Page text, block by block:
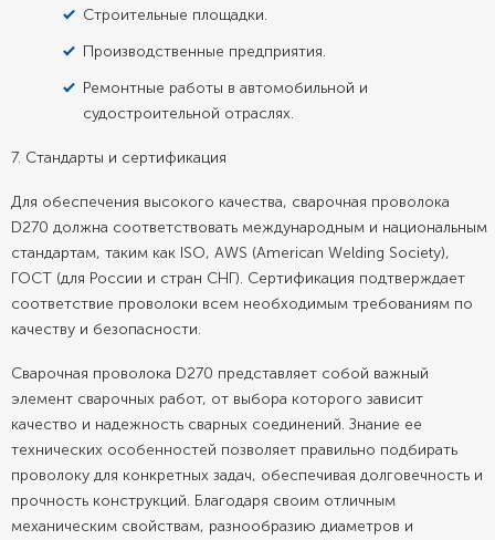
Строительные площадки.
Производственные предприятия.
Ремонтные работы в автомобильной и
судостроительной отраслях.
7. Стандарты и сертификация
Для обеспечения высокого качества, сварочная проволока
D270 должна соответствовать международным и национальным
стандартам, таким как ISO, AWS (American Welding Society),
ГОСТ (для России и стран СНГ). Сертификация подтверждает
соответствие проволоки всем необходимым требованиям по
качеству и безопасности.
Сварочная проволока D270 представляет собой важный
элемент сварочных работ, от выбора которого зависит
качество и надежность сварных соединений. Знание ее
технических особенностей позволяет правильно подбирать
проволоку для конкретных задач, обеспечивая долговечность и
прочность конструкций. Благодаря своим отличным
механическим свойствам, разнообразию диаметров и